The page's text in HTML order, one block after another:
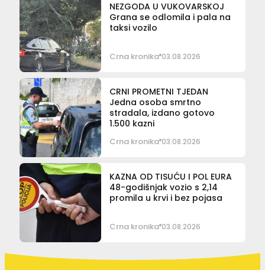
NEZGODA U VUKOVARSKOJ
Grana se odlomila i pala na
taksi vozilo
Crna kronika 03.08.2026
CRNI PROMETNI TJEDAN
Jedna osoba smrtno
stradala, izdano gotovo
1.500 kazni
Crna kronika 03.08.2026
KAZNA OD TISUĆU I POL EURA
48-godišnjak vozio s 2,14
promila u krvi i bez pojasa
Crna kronika 03.08.2026